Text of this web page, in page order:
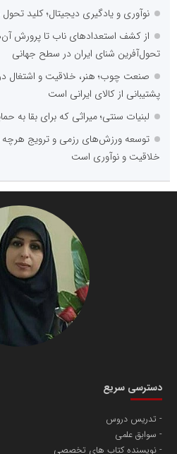
نوآوری و یادگیری دیجیتال؛ کلید
از کشف استعدادهای ناب تا پرورش
تحول‌آفرین شنای ایران در سطح جهانی
صنعت چوب؛ هنر، خلاقیت و اشتغال در
پشتیبانی از کالای ایرانی است
لبنیات سنتی؛ میراثی که برای بقا به
توسعه ورزش‌های رزمی و ترویج هرچه
خلاقیت و نوآوری است
دسترسی سریع
تدریس دروس
سوابق علمی
نویسنده کتاب های تخصصی